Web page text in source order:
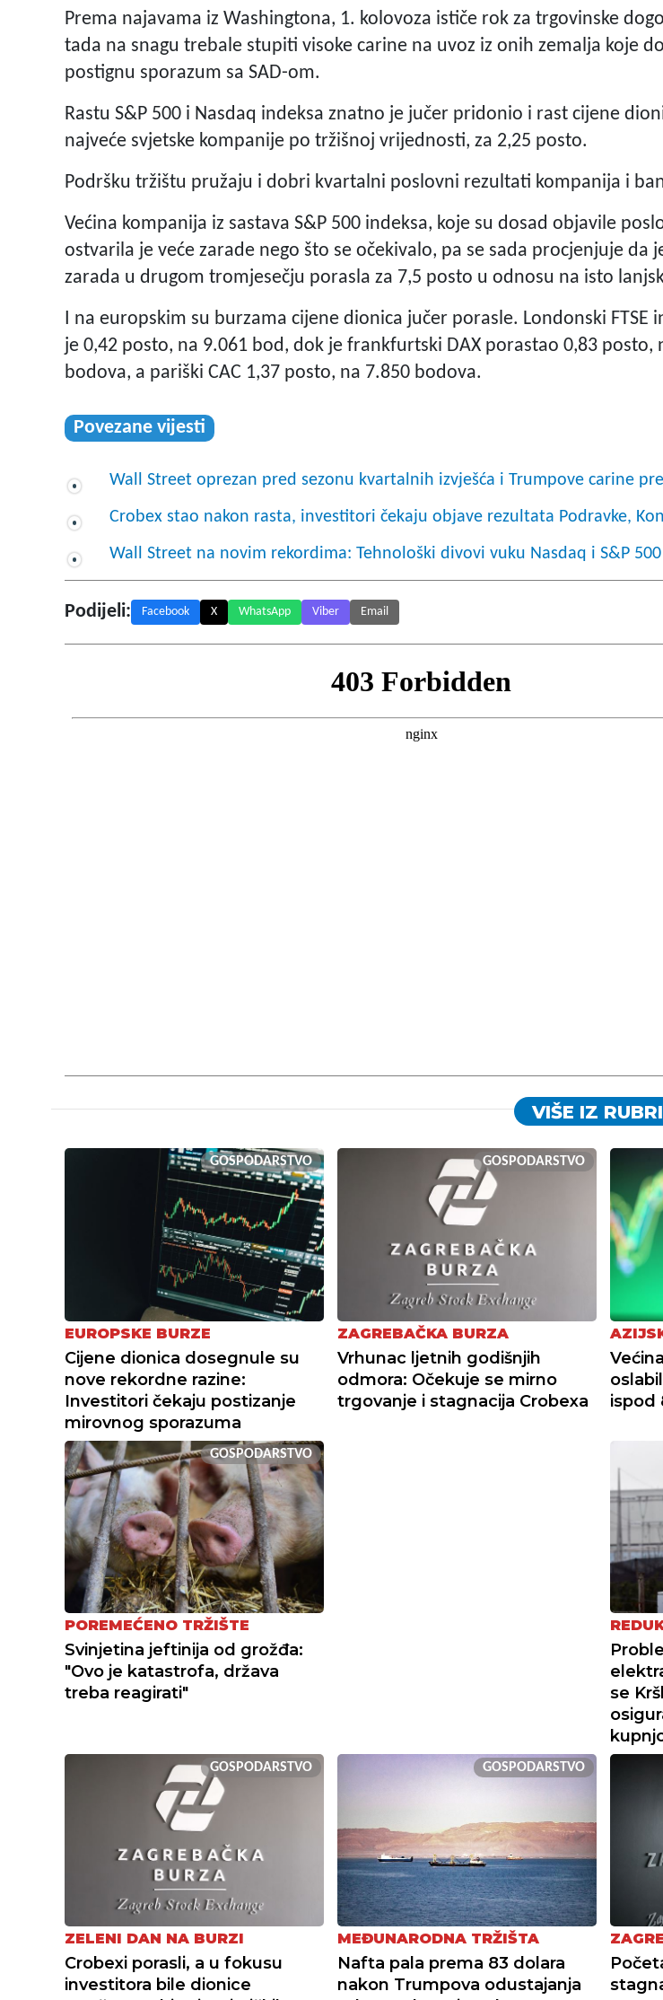
Prema najavama iz Washingtona, 1. kolovoza ističe rok za trgovinske
tada na snagu trebale stupiti visoke carine na uvoz iz onih zemalja koje
postignu sporazum sa SAD-om.
Rastu S&P 500 i Nasdaq indeksa znatno je jučer pridonio i rast cijene
najveće svjetske kompanije po tržišnoj vrijednosti, za 2,25 posto.
Podršku tržištu pružaju i dobri kvartalni poslovni rezultati kompanija i
Većina kompanija iz sastava S&P 500 indeksa, koje su dosad objavile
ostvarila je veće zarade nego što se očekivalo, pa se sada procjenjuje da
zarada u drugom tromjesečju porasla za 7,5 posto u odnosu na isto
I na europskim su burzama cijene dionica jučer porasle. Londonski FTSE
je 0,42 posto, na 9.061 bod, dok je frankfurtski DAX porastao 0,83 posto,
bodova, a pariški CAC 1,37 posto, na 7.850 bodova.
Povezane vijesti
Wall Street oprezan pred sezonu kvartalnih izvješća i Trumpove carine
Crobex stao nakon rasta, investitori čekaju objave rezultata Podravke,
Wall Street na novim rekordima: Tehnološki divovi vuku Nasdaq i S&P
Podijeli: Facebook X WhatsApp Viber Email
VIŠE IZ
GOSPODARSTVO
EUROPSKE BURZE
Cijene dionica dosegnule su
nove rekordne razine:
Investitori čekaju postizanje
mirovnog sporazuma
GOSPODARSTVO
ZAGREBAČKA BURZA
Vrhunac ljetnih godišnjih
odmora: Očekuje se mirno
trgovanje i stagnacija Crobexa
ispod
GOSPODARSTVO
POREMEĆENO TRŽIŠTE
Svinjetina jeftinija od grožđa:
"Ovo je katastrofa, država
treba reagirati"
se
GOSPODARSTVO
ZELENI DAN NA BURZI
Crobexi porasli, a u fokusu
investitora bile dionice
GOSPODARSTVO
MEĐUNARODNA TRŽIŠTA
Nafta pala prema 83 dolara
nakon Trumpova odustajanja